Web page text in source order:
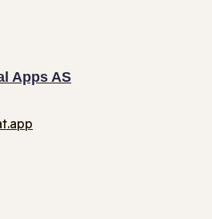
Apps AS